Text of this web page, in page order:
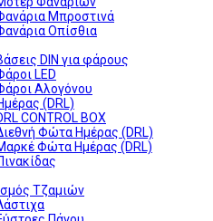
Μπροστινά
Οπίσθια
DIN για φάρους
LED
Αλογόνου
(DRL)
CONTROL BOX
Φώτα Ημέρας (DRL)
Φώτα Ημέρας (DRL)
Τζαμιών